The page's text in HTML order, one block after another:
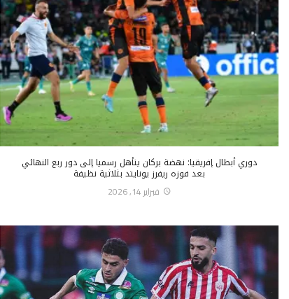
دوري أبطال إفريقيا: نهضة بركان يتأهل رسميا إلى دور ربع النهائي
بعد فوزه ريفرز يونايتد بثلاثية نظيفة
فبراير 14, 2026